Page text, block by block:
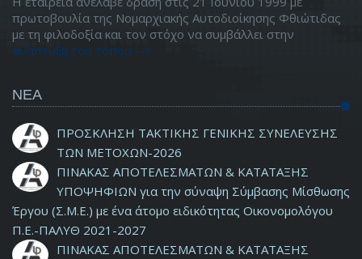
πρωτοβουλία της Νομαρχιακής Αυτοδιοίκησης Φθιώτιδας
με τη φιλοδοξία και τον στόχο να συμβάλλει στην
ανάπτυξη του τόπου -->
ΝΕΑ
ΠΡΟΣΚΛΗΣΗ ΤΑΚΤΙΚΗΣ ΓΕΝΙΚΗΣ ΣΥΝΕΛΕΥΣΗΣ
ΤΩΝ ΜΕΤΟΧΩΝ-2026
ΠΙΝΑΚΑΣ ΑΠΟΤΕΛΕΣΜΑΤΩΝ & ΚΑΤΑΤΑΞΗΣ
ΥΠΟΨΗΦΙΩΝ για την σύναψη Σύμβασης Μίσθωσης
Έργου (Σ.Μ.Ε.) με ένα άτομο ειδικότητας Οικονομολόγου
Π.Ε.-ΠΑΛΥΘ 2021-2027
ΠΙΝΑΚΑΣ ΑΠΟΤΕΛΕΣΜΑΤΩΝ & ΚΑΤΑΤΑΞΗΣ